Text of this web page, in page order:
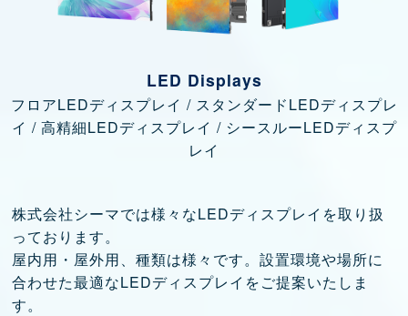
LED Displays
フロアLEDディスプレイ / スタンダードLEDディスプレ
イ / 高精細LEDディスプレイ / シースルーLEDディスプ
レイ
株式会社シーマでは様々なLEDディスプレイを取り扱
っております。
屋内用・屋外用、種類は様々です。設置環境や場所に
合わせた最適なLEDディスプレイをご提案いたしま
す。